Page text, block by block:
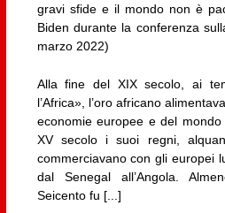
gravi sfide e il mondo non è
Biden durante la conferenza
marzo 2022)
Alla fine del XIX secolo, ai
l’Africa», l’oro africano
economie europee e del
XV secolo i suoi regni,
commerciavano con gli europei
dal Senegal all’Angola.
Seicento fu [...]